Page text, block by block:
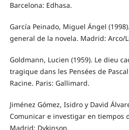
Barcelona: Edhasa.
García Peinado, Miguel Ángel
general de la novela. Madrid: Arco/
Goldmann, Lucien (1959). Le dieu
tragique dans les Pensées de
Racine. Paris: Gallimard.
Jiménez Gómez, Isidro y David
Comunicar e investigar en tiempos
Madrid: Dykinson.